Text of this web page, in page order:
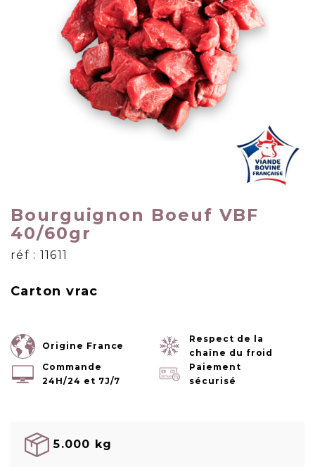
Bourguignon Boeuf VBF
40/60gr
réf : 11611
Carton vrac
Origine France
Respect de la
chaîne du froid
Commande
24H/24 et 7J/7
Paiement
sécurisé
5.000 kg